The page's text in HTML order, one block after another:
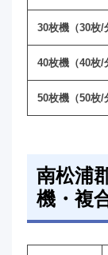
30枚機（30枚/
40枚機（40枚/
50枚機（50枚/
南松浦
機・複